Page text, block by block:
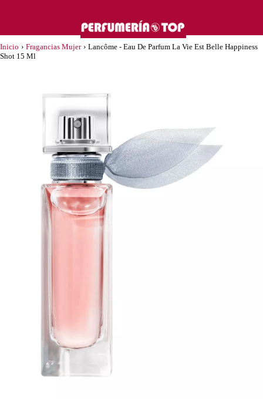
Inicio › Fragancias Mujer › Lancôme - Eau De Parfum La Vie Est Belle Happiness
Shot 15 Ml